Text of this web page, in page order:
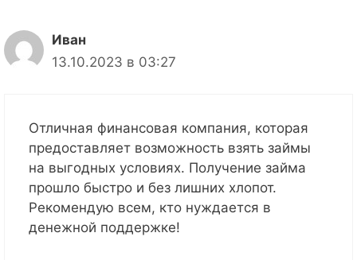
Иван
13.10.2023 в 03:27
Отличная финансовая компания, которая
предоставляет возможность взять займы
на выгодных условиях. Получение займа
прошло быстро и без лишних хлопот.
Рекомендую всем, кто нуждается в
денежной поддержке!